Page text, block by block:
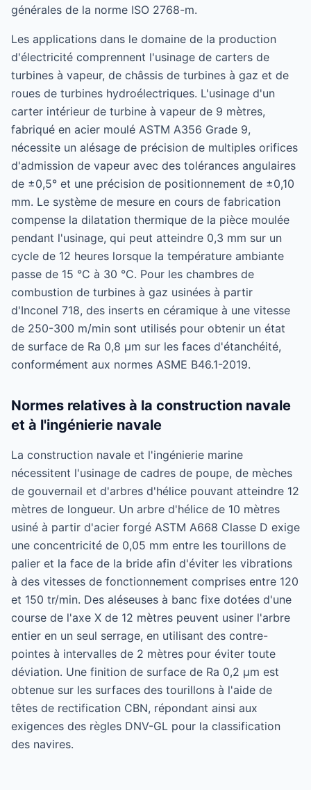
générales de la norme ISO 2768-m.
Les applications dans le domaine de la production
d'électricité comprennent l'usinage de carters de
turbines à vapeur, de châssis de turbines à gaz et de
roues de turbines hydroélectriques. L'usinage d'un
carter intérieur de turbine à vapeur de 9 mètres,
fabriqué en acier moulé ASTM A356 Grade 9,
nécessite un alésage de précision de multiples orifices
d'admission de vapeur avec des tolérances angulaires
de ±0,5° et une précision de positionnement de ±0,10
mm. Le système de mesure en cours de fabrication
compense la dilatation thermique de la pièce moulée
pendant l'usinage, qui peut atteindre 0,3 mm sur un
cycle de 12 heures lorsque la température ambiante
passe de 15 °C à 30 °C. Pour les chambres de
combustion de turbines à gaz usinées à partir
d'Inconel 718, des inserts en céramique à une vitesse
de 250-300 m/min sont utilisés pour obtenir un état
de surface de Ra 0,8 µm sur les faces d'étanchéité,
conformément aux normes ASME B46.1-2019.
Normes relatives à la construction navale
et à l'ingénierie navale
La construction navale et l'ingénierie marine
nécessitent l'usinage de cadres de poupe, de mèches
de gouvernail et d'arbres d'hélice pouvant atteindre 12
mètres de longueur. Un arbre d'hélice de 10 mètres
usiné à partir d'acier forgé ASTM A668 Classe D exige
une concentricité de 0,05 mm entre les tourillons de
palier et la face de la bride afin d'éviter les vibrations
à des vitesses de fonctionnement comprises entre 120
et 150 tr/min. Des aléseuses à banc fixe dotées d'une
course de l'axe X de 12 mètres peuvent usiner l'arbre
entier en un seul serrage, en utilisant des contre-
pointes à intervalles de 2 mètres pour éviter toute
déviation. Une finition de surface de Ra 0,2 µm est
obtenue sur les surfaces des tourillons à l'aide de
têtes de rectification CBN, répondant ainsi aux
exigences des règles DNV-GL pour la classification
des navires.